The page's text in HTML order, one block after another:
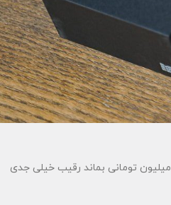
جای خالی وان پلاس نورد n10 در میان میان رده های در ایران خالی بود. اگر این گوشی بتواند در بازه قیمتی 10 میلیون تومانی بماند رقیب خیلی جدی